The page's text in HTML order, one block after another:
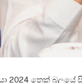
2024 තෙක් බලයේ